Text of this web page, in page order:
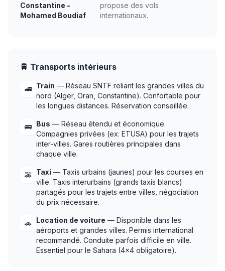
Constantine -
Mohamed Boudiaf
propose des vols
internationaux.
🚆 Transports intérieurs
🚄 Train — Réseau SNTF reliant les grandes villes du
nord (Alger, Oran, Constantine). Confortable pour
les longues distances. Réservation conseillée.
🚌 Bus — Réseau étendu et économique.
Compagnies privées (ex: ETUSA) pour les trajets
inter-villes. Gares routières principales dans
chaque ville.
🚕 Taxi — Taxis urbains (jaunes) pour les courses en
ville. Taxis interurbains (grands taxis blancs)
partagés pour les trajets entre villes, négociation
du prix nécessaire.
🚗 Location de voiture — Disponible dans les
aéroports et grandes villes. Permis international
recommandé. Conduite parfois difficile en ville.
Essentiel pour le Sahara (4x4 obligatoire).